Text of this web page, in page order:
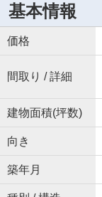
基本情報
価格
間取り / 詳細
建物面積(坪数)
向き
築年月